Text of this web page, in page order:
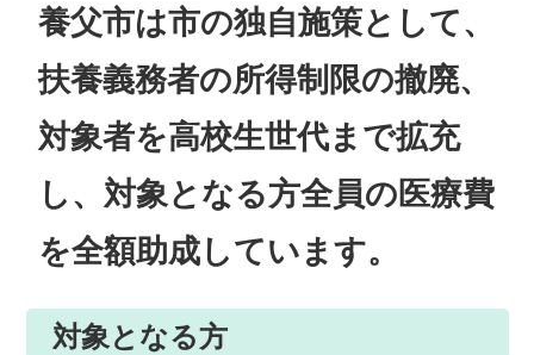
養父市は市の独自施策として、
扶養義務者の所得制限の撤廃、
対象者を高校生世代まで拡充
し、対象となる方全員の医療費
を全額助成しています。
対象となる方